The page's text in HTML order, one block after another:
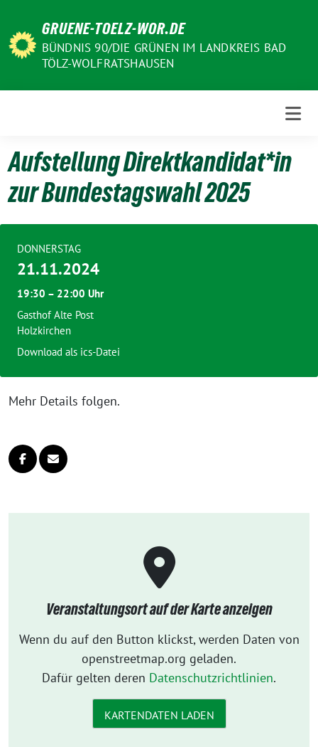
zum
Inhalt
GRUENE-TOELZ-WOR.DE
BÜNDNIS 90/DIE GRÜNEN IM LANDKREIS BAD
TÖLZ-WOLFRATSHAUSEN
Aufstellung Direktkandidat*in
zur Bundestagswahl 2025
Mehr Details folgen.
DONNERSTAG
21.11.2024
19:30 – 22:00 Uhr
Gasthof Alte Post
Holzkirchen
Download als ics-Datei
Veranstaltungsort auf der Karte anzeigen
Wenn du auf den Button klickst, werden Daten von
openstreetmap.org geladen.
Dafür gelten deren Datenschutzrichtlinien.
KARTENDATEN LADEN